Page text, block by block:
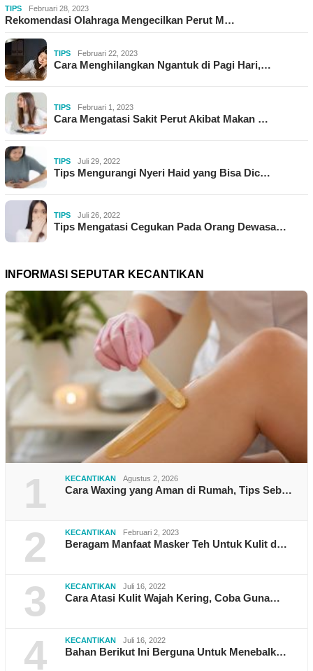
TIPS Februari 28, 2023
Rekomendasi Olahraga Mengecilkan Perut M…
TIPS Februari 22, 2023
Cara Menghilangkan Ngantuk di Pagi Hari,…
TIPS Februari 1, 2023
Cara Mengatasi Sakit Perut Akibat Makan …
TIPS Juli 29, 2022
Tips Mengurangi Nyeri Haid yang Bisa Dic…
TIPS Juli 26, 2022
Tips Mengatasi Cegukan Pada Orang Dewasa…
INFORMASI SEPUTAR KECANTIKAN
1 KECANTIKAN Agustus 2, 2026
Cara Waxing yang Aman di Rumah, Tips Seb…
2 KECANTIKAN Februari 2, 2023
Beragam Manfaat Masker Teh Untuk Kulit d…
3 KECANTIKAN Juli 16, 2022
Cara Atasi Kulit Wajah Kering, Coba Guna…
4 KECANTIKAN Juli 16, 2022
Bahan Berikut Ini Berguna Untuk Menebalk…